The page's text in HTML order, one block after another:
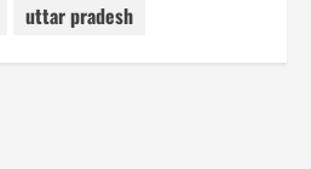
uttar pradesh